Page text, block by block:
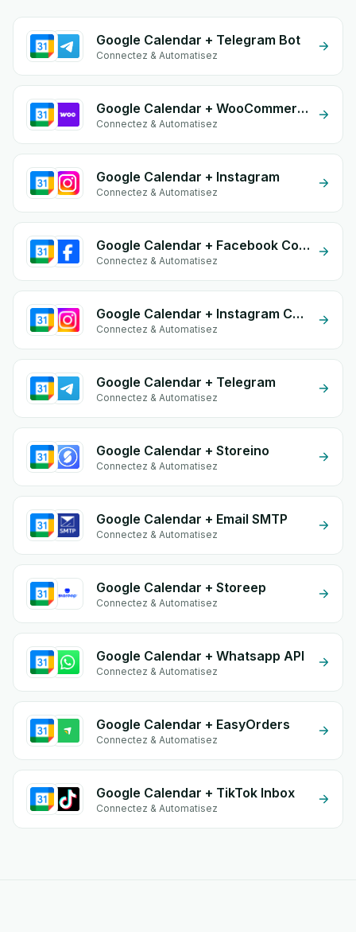
Google Calendar + Telegram Bot
Connectez & Automatisez
Google Calendar + WooCommerce
Connectez & Automatisez
Google Calendar + Instagram
Connectez & Automatisez
Google Calendar + Facebook Commerce
Connectez & Automatisez
Google Calendar + Instagram Comment
Connectez & Automatisez
Google Calendar + Telegram
Connectez & Automatisez
Google Calendar + Storeino
Connectez & Automatisez
Google Calendar + Email SMTP
Connectez & Automatisez
Google Calendar + Storeep
Connectez & Automatisez
Google Calendar + Whatsapp API
Connectez & Automatisez
Google Calendar + EasyOrders
Connectez & Automatisez
Google Calendar + TikTok Inbox
Connectez & Automatisez